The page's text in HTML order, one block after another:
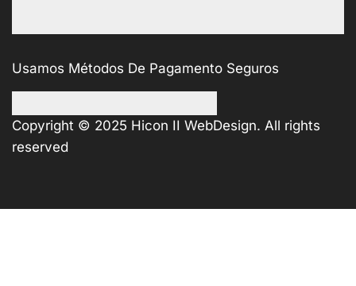
Usamos Métodos De Pagamento Seguros
Copyright © 2025 Hicon II WebDesign. All rights
reserved